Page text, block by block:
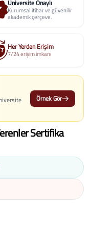
Üniversite Onaylı
Kurumsal itibar ve güvenilir
akademik çerçeve.
Her Yerden Erişim
7/24 erişim imkanı
Örnek Gör
Sertifika